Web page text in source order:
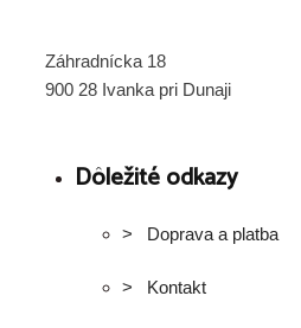
Záhradnícka 18
900 28 Ivanka pri Dunaji
Dôležité odkazy
> Doprava a platba
> Kontakt